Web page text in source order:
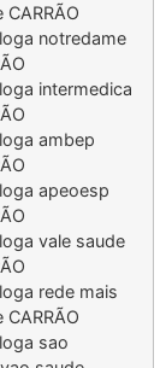
CARRÃO
notredame
intermedica
ambep
apeoesp
vale saude
rede mais
CARRÃO
sao